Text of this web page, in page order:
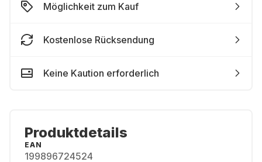
Möglichkeit zum Kauf
Kostenlose Rücksendung
Keine Kaution erforderlich
Produktdetails
EAN
199896724524